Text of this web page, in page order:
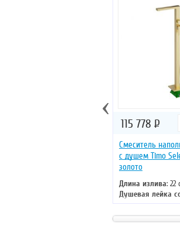
Смеситель
с душем Timo
золото
Длина излива: 22
Душевая лейка
комплекте
Монтаж:
115 778 Р
‹